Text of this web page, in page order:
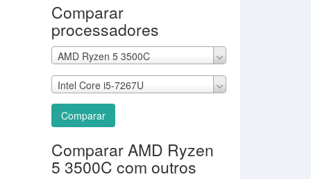
Comparar
processadores
AMD Ryzen 5 3500C
Intel Core i5-7267U
Comparar
Comparar AMD Ryzen
5 3500C com outros